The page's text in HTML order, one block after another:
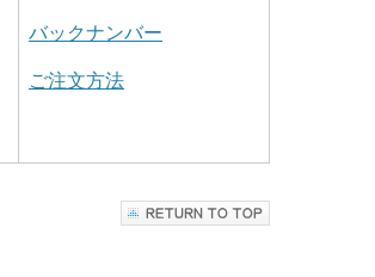
バックナンバー
ご注文方法